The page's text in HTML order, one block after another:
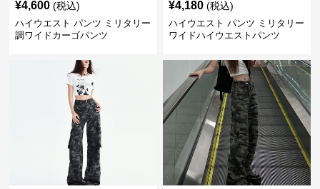
¥4,600 (税込)
ハイウエスト パンツ ミリタリー
調ワイドカーゴパンツ
¥4,180 (税込)
ハイウエスト パンツ ミリタリー
ワイドハイウエストパンツ